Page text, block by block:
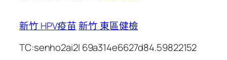
新竹 HPV疫苗新竹 東區健檢
TC:senho2ai2l 69a314e6627d84.59822152